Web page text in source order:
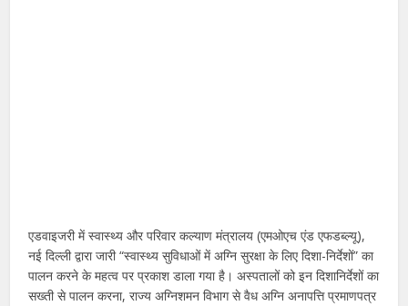
एडवाइजरी में स्वास्थ्य और परिवार कल्याण मंत्रालय (एमओएच एंड एफडब्ल्यू),
नई दिल्ली द्वारा जारी “स्वास्थ्य सुविधाओं में अग्नि सुरक्षा के लिए दिशा-निर्देशों” का
पालन करने के महत्व पर प्रकाश डाला गया है। अस्पतालों को इन दिशानिर्देशों का
सख्ती से पालन करना, राज्य अग्निशमन विभाग से वैध अग्नि अनापत्ति प्रमाणपत्र